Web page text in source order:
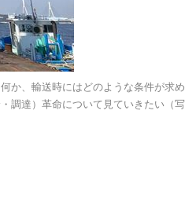
か、輸送時にはどのような条件が求め
調達）革命について見ていきたい（写